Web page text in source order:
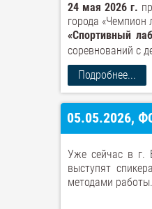
24 мая 2026 г.
города «Чемпион
«Спортивный
соревнований с
Подробнее...
05.05.2026,
Уже сейчас в г.
выступят
методами работы.